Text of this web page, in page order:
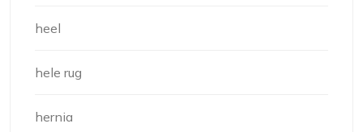
heel
hele rug
hernia